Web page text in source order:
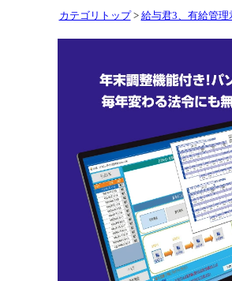
カテゴリトップ> 給与君3、有給管理